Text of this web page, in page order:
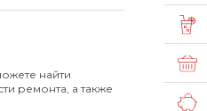
найти
ремонта, а также